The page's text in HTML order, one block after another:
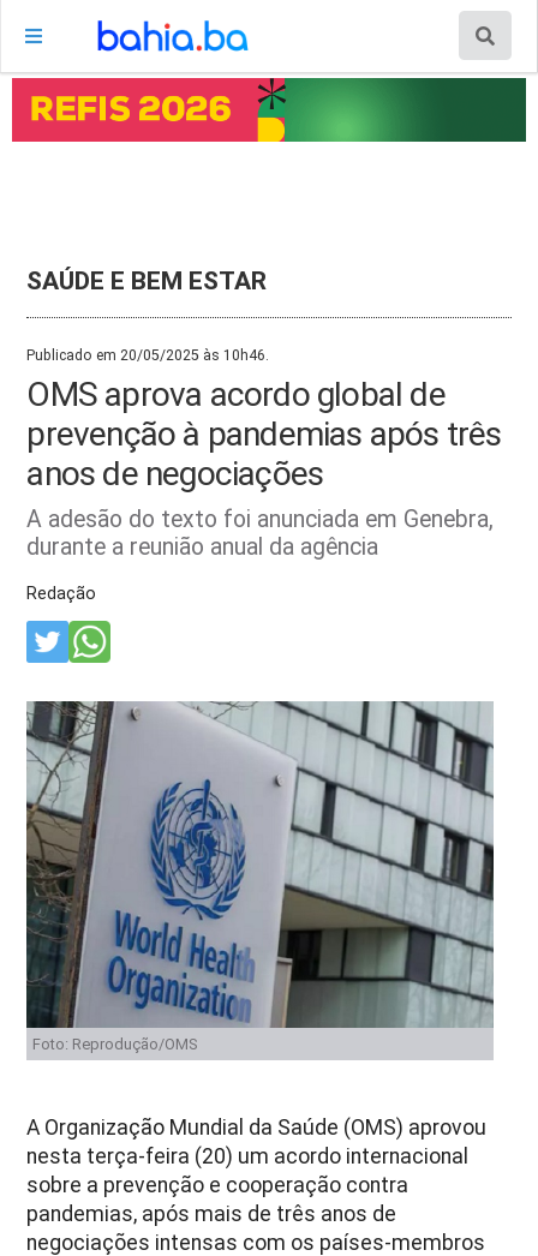
SAÚDE E BEM ESTAR
Publicado em 20/05/2025 às 10h46.
OMS aprova acordo global de
prevenção à pandemias após três
anos de negociações
A adesão do texto foi anunciada em Genebra,
durante a reunião anual da agência
Redação
Foto: Reprodução/OMS
A Organização Mundial da Saúde (OMS) aprovou
nesta terça-feira (20) um acordo internacional
sobre a prevenção e cooperação contra
pandemias, após mais de três anos de
negociações intensas com os países-membros